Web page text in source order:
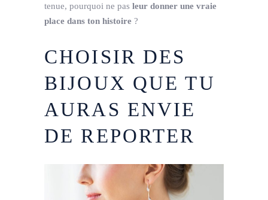
tenue, pourquoi ne pas leur donner une vraie
place dans ton histoire ?
CHOISIR DES
BIJOUX QUE TU
AURAS ENVIE
DE REPORTER